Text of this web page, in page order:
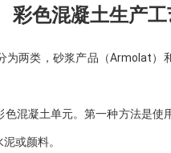
彩色混凝土生产
为两类，砂浆产品（Armolat）
混凝土单元。第一种方法是使
或颜料。